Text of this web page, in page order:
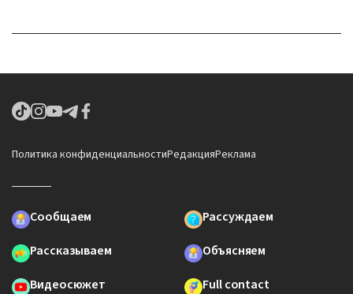
Политика конфиденциальностиРедакцияРеклама
Сообщаем
Рассуждаем
Рассказываем
Объясняем
Видеосюжет
Full contact